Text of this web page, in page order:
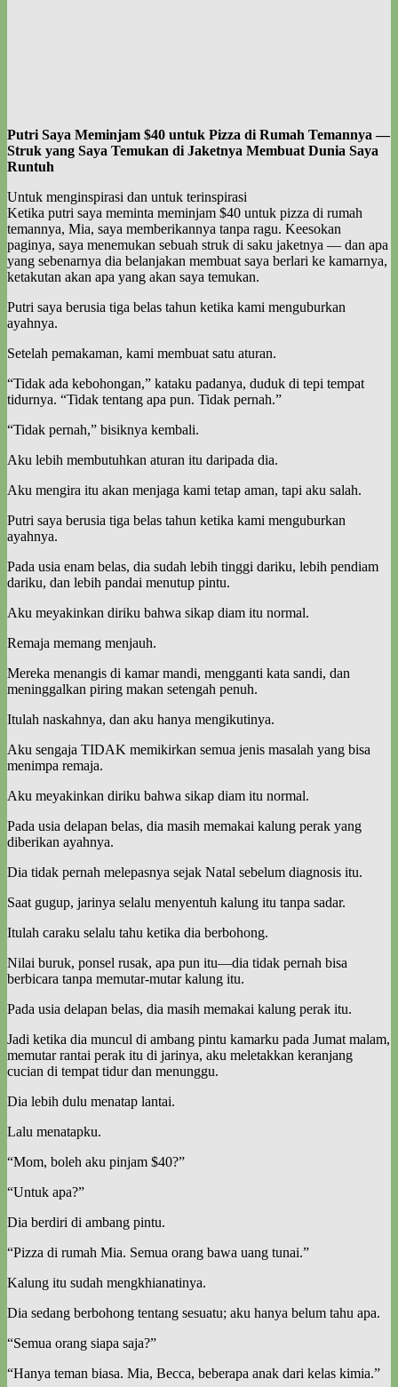
Putri Saya Meminjam $40 untuk Pizza di Rumah Temannya —
Struk yang Saya Temukan di Jaketnya Membuat Dunia Saya
Runtuh
Untuk menginspirasi dan untuk terinspirasi
Ketika putri saya meminta meminjam $40 untuk pizza di rumah
temannya, Mia, saya memberikannya tanpa ragu. Keesokan
paginya, saya menemukan sebuah struk di saku jaketnya — dan apa
yang sebenarnya dia belanjakan membuat saya berlari ke kamarnya,
ketakutan akan apa yang akan saya temukan.
Putri saya berusia tiga belas tahun ketika kami menguburkan
ayahnya.
Setelah pemakaman, kami membuat satu aturan.
“Tidak ada kebohongan,” kataku padanya, duduk di tepi tempat
tidurnya. “Tidak tentang apa pun. Tidak pernah.”
“Tidak pernah,” bisiknya kembali.
Aku lebih membutuhkan aturan itu daripada dia.
Aku mengira itu akan menjaga kami tetap aman, tapi aku salah.
Putri saya berusia tiga belas tahun ketika kami menguburkan
ayahnya.
Pada usia enam belas, dia sudah lebih tinggi dariku, lebih pendiam
dariku, dan lebih pandai menutup pintu.
Aku meyakinkan diriku bahwa sikap diam itu normal.
Remaja memang menjauh.
Mereka menangis di kamar mandi, mengganti kata sandi, dan
meninggalkan piring makan setengah penuh.
Itulah naskahnya, dan aku hanya mengikutinya.
Aku sengaja TIDAK memikirkan semua jenis masalah yang bisa
menimpa remaja.
Aku meyakinkan diriku bahwa sikap diam itu normal.
Pada usia delapan belas, dia masih memakai kalung perak yang
diberikan ayahnya.
Dia tidak pernah melepasnya sejak Natal sebelum diagnosis itu.
Saat gugup, jarinya selalu menyentuh kalung itu tanpa sadar.
Itulah caraku selalu tahu ketika dia berbohong.
Nilai buruk, ponsel rusak, apa pun itu—dia tidak pernah bisa
berbicara tanpa memutar-mutar kalung itu.
Pada usia delapan belas, dia masih memakai kalung perak itu.
Jadi ketika dia muncul di ambang pintu kamarku pada Jumat malam,
memutar rantai perak itu di jarinya, aku meletakkan keranjang
cucian di tempat tidur dan menunggu.
Dia lebih dulu menatap lantai.
Lalu menatapku.
“Mom, boleh aku pinjam $40?”
“Untuk apa?”
Dia berdiri di ambang pintu.
“Pizza di rumah Mia. Semua orang bawa uang tunai.”
Kalung itu sudah mengkhianatinya.
Dia sedang berbohong tentang sesuatu; aku hanya belum tahu apa.
“Semua orang siapa saja?”
“Hanya teman biasa. Mia, Becca, beberapa anak dari kelas kimia.”